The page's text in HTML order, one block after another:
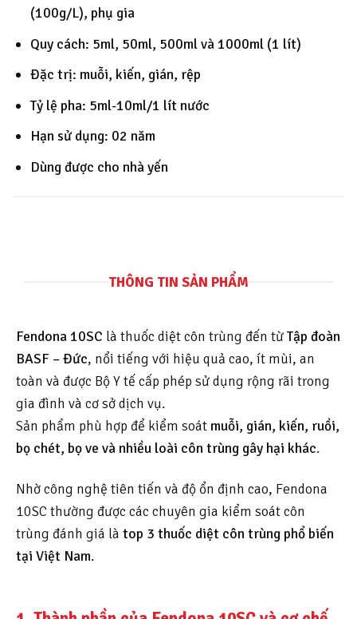
(100g/L), phụ gia
Quy cách: 5ml, 50ml, 500ml và 1000ml (1 lít)
Đặc trị: muỗi, kiến, gián, rệp
Tỷ lệ pha: 5ml-10ml/1 lít nước
Hạn sử dụng: 02 năm
Dùng được cho nhà yến
THÔNG TIN SẢN PHẨM
Fendona 10SC là thuốc diệt côn trùng đến từTập đoàn
BASF – Đức, nổi tiếng với hiệu quả cao, ít mùi, an
toàn và được Bộ Y tế cấp phép sử dụng rộng rãi trong
gia đình và cơ sở dịch vụ.
Sản phẩm phù hợp để kiểm soát muỗi, gián, kiến, ruồi,
bọ chét, bọ ve và nhiều loài côn trùng gây hại khác.
Nhờ công nghệ tiên tiến và độ ổn định cao, Fendona
10SC thường được các chuyên gia kiểm soát côn
trùng đánh giá là top 3 thuốc diệt côn trùng phổ biến
tại Việt Nam.